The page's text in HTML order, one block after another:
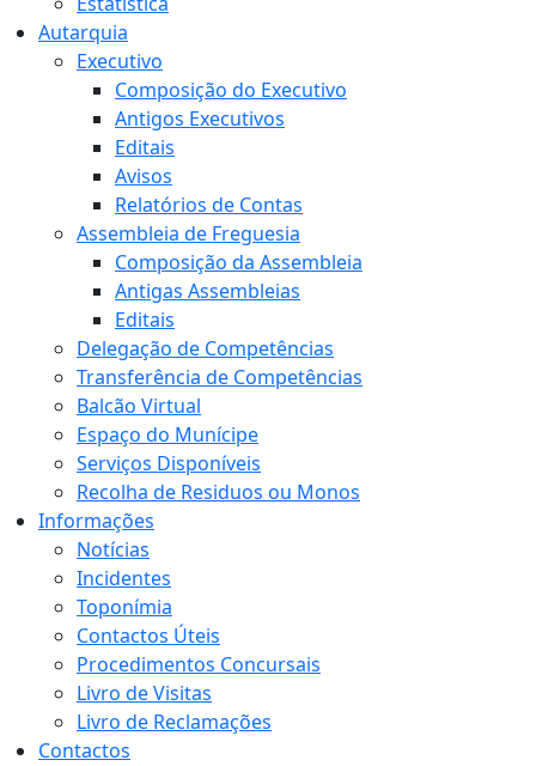
Autarquia
Executivo
Composição do Executivo
Antigos Executivos
Editais
Avisos
Relatórios de Contas
Assembleia de Freguesia
Composição da Assembleia
Antigas Assembleias
Editais
Delegação de Competências
Transferência de Competências
Balcão Virtual
Espaço do Munícipe
Serviços Disponíveis
Recolha de Residuos ou Monos
Informações
Notícias
Incidentes
Toponímia
Contactos Úteis
Procedimentos Concursais
Livro de Visitas
Livro de Reclamações
Contactos